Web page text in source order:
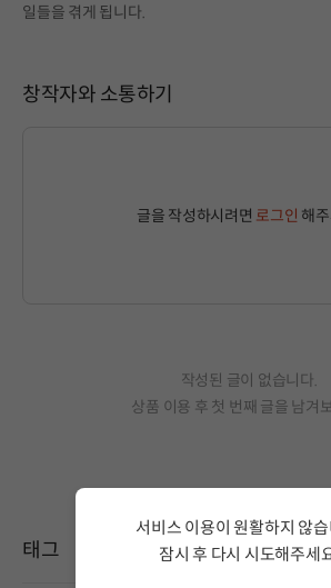
일들을 겪게 됩니다.
창작자와 소통하기
글을 작성하시려면 로그인 해
작성된 글이 없습니다.
상품 이용 후 첫 번째 글을 남겨
태그
서비스 이용이 원활하지 않
잠시 후 다시 시도해주세